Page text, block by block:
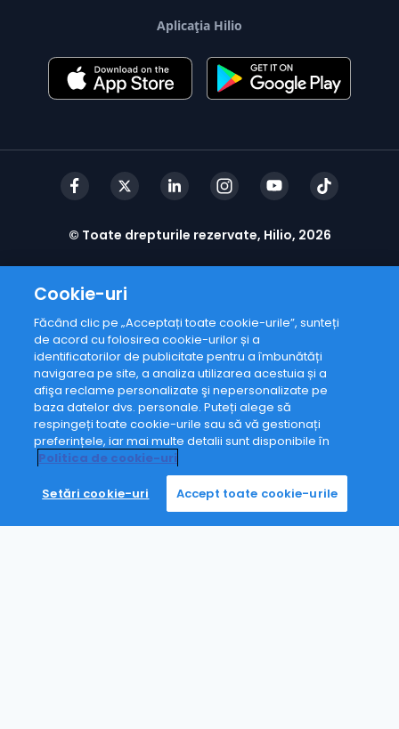
Simona Cernea
Salut. Sunt aici să te ajut!
Aplicația Hilio
© Toate drepturile rezervate, Hilio, 2026
Cookie-uri
Făcând clic pe „Acceptați toate cookie-urile”, sunteți
de acord cu folosirea cookie-urilor și a
identificatorilor de publicitate pentru a îmbunătăți
navigarea pe site, a analiza utilizarea acestuia și a
afişa reclame personalizate şi nepersonalizate pe
baza datelor dvs. personale. Puteți alege să
respingeți toate cookie-urile sau să vă gestionați
preferințele, iar mai multe detalii sunt disponibile în
Politica de cookie-uri
Setări cookie-uri Accept toate cookie-urile